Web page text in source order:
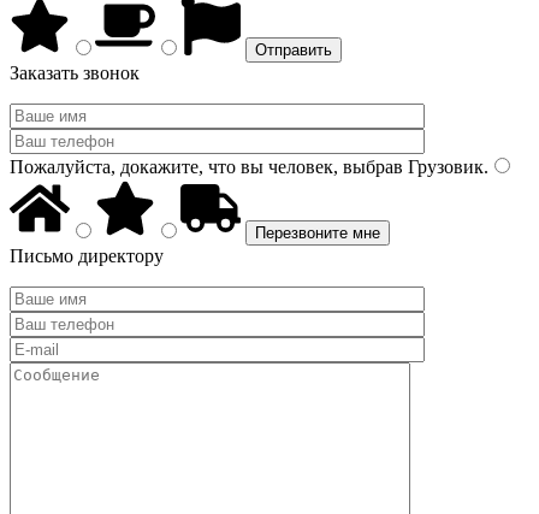
Заказать звонок
Пожалуйста, докажите, что вы человек, выбрав Грузовик.
Письмо директору